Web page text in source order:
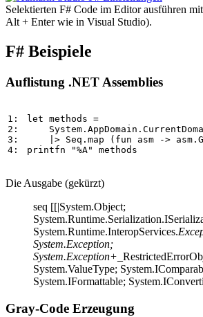
Selektierten F# Code im Editor ausführen mit
Alt + Enter wie in Visual Studio).
F# Beispiele
Auflistung .NET Assemblies
1:
2:
3:
4:
let methods =
System . AppDomain .
|> Seq . map ( fun asm -> asm .
printfn
"%A" methods
Die Ausgabe (gekürzt)
seq [[|System.Object;
System.Runtime.InteropServices.
System.Exception;
System.Exception+
System.ValueType;
System.IFormattable;
Gray-Code Erzeugung